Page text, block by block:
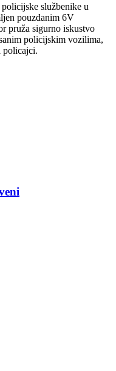
službenike u
pouzdanim 6V
pruža sigurno iskustvo
policijskim vozilima,
policajci.